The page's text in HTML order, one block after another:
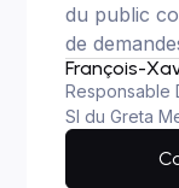
du public
de
François-
Responsable
SI du Greta